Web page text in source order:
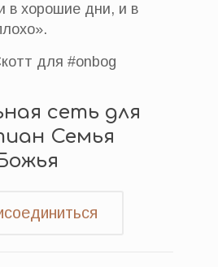
в хорошие дни, и в
для #onbog
сеть для
Семья